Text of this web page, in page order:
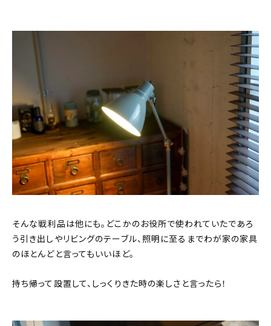
そんな戦利品は他にも。どこかのお役所で使われていたであろ
う引き出しやリビングのテーブル、照明に至るまでわが家の家具
のほとんどと言ってもいいほど。
持ち帰って設置して、しっくりきた時の楽しさと言ったら！